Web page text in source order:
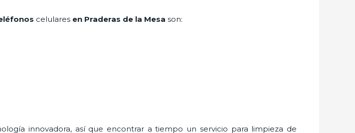
celulares en Praderas de la Mesa son:
innovadora, así que encontrar a tiempo un servicio para limpieza de